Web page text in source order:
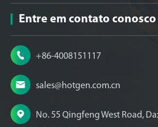
Entre em contato conosco
 +86-4008151117
 sales@hotgen.com.cn

No. 55 Qingfeng West Road,